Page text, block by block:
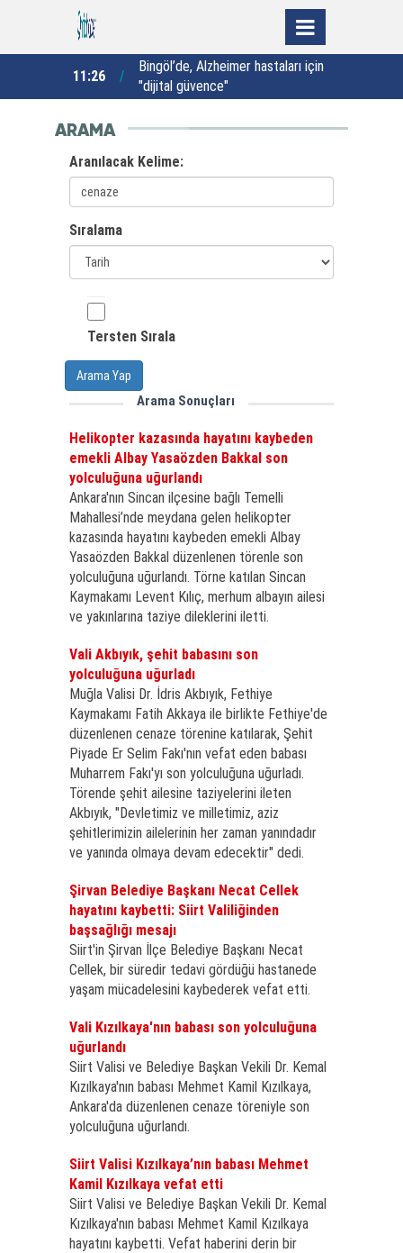
11:26
Bingöl’de, Alzheimer hastaları için
"dijital güvence"
ARAMA
Aranılacak Kelime:
Sıralama
Tersten Sırala
Arama Yap
Arama Sonuçları
Helikopter kazasında hayatını kaybeden
emekli Albay Yasaözden Bakkal son
yolculuğuna uğurlandı
Ankara'nın Sincan ilçesine bağlı Temelli
Mahallesi’nde meydana gelen helikopter
kazasında hayatını kaybeden emekli Albay
Yasaözden Bakkal düzenlenen törenle son
yolculuğuna uğurlandı. Törne katılan Sincan
Kaymakamı Levent Kılıç, merhum albayın ailesi
ve yakınlarına taziye dileklerini iletti.
Vali Akbıyık, şehit babasını son
yolculuğuna uğurladı
Muğla Valisi Dr. İdris Akbıyık, Fethiye
Kaymakamı Fatih Akkaya ile birlikte Fethiye'de
düzenlenen cenaze törenine katılarak, Şehit
Piyade Er Selim Fakı'nın vefat eden babası
Muharrem Fakı'yı son yolculuğuna uğurladı.
Törende şehit ailesine taziyelerini ileten
Akbıyık, "Devletimiz ve milletimiz, aziz
şehitlerimizin ailelerinin her zaman yanındadır
ve yanında olmaya devam edecektir" dedi.
Şirvan Belediye Başkanı Necat Cellek
hayatını kaybetti: Siirt Valiliğinden
başsağlığı mesajı
Siirt'in Şirvan İlçe Belediye Başkanı Necat
Cellek, bir süredir tedavi gördüğü hastanede
yaşam mücadelesini kaybederek vefat etti.
Vali Kızılkaya'nın babası son yolculuğuna
uğurlandı
Siirt Valisi ve Belediye Başkan Vekili Dr. Kemal
Kızılkaya'nın babası Mehmet Kamil Kızılkaya,
Ankara'da düzenlenen cenaze töreniyle son
yolculuğuna uğurlandı.
Siirt Valisi Kızılkaya’nın babası Mehmet
Kamil Kızılkaya vefat etti
Siirt Valisi ve Belediye Başkan Vekili Dr. Kemal
Kızılkaya'nın babası Mehmet Kamil Kızılkaya
hayatını kaybetti. Vefat haberini derin bir